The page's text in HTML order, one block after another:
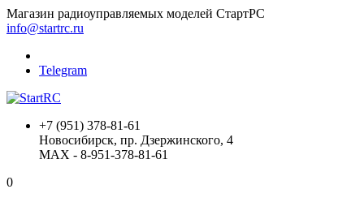
Магазин радиоуправляемых моделей СтартРС
info@startrc.ru
Telegram
+7 (951) 378-81-61
Новосибирск, пр. Дзержинского, 4
MAX - 8-951-378-81-61
0